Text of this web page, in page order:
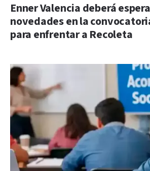
Enner Valencia deberá
novedades en la
para enfrentar a Recoleta